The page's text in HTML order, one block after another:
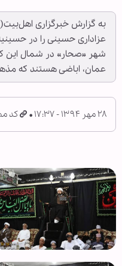
به گزارش خبرگزاری
عزاداری حسینی را در
شهر «صحار» در شمال این
عمان، اباضی هستند که
۲۸ مهر ۱۳۹۴ - ۱۷:۳۷ کد